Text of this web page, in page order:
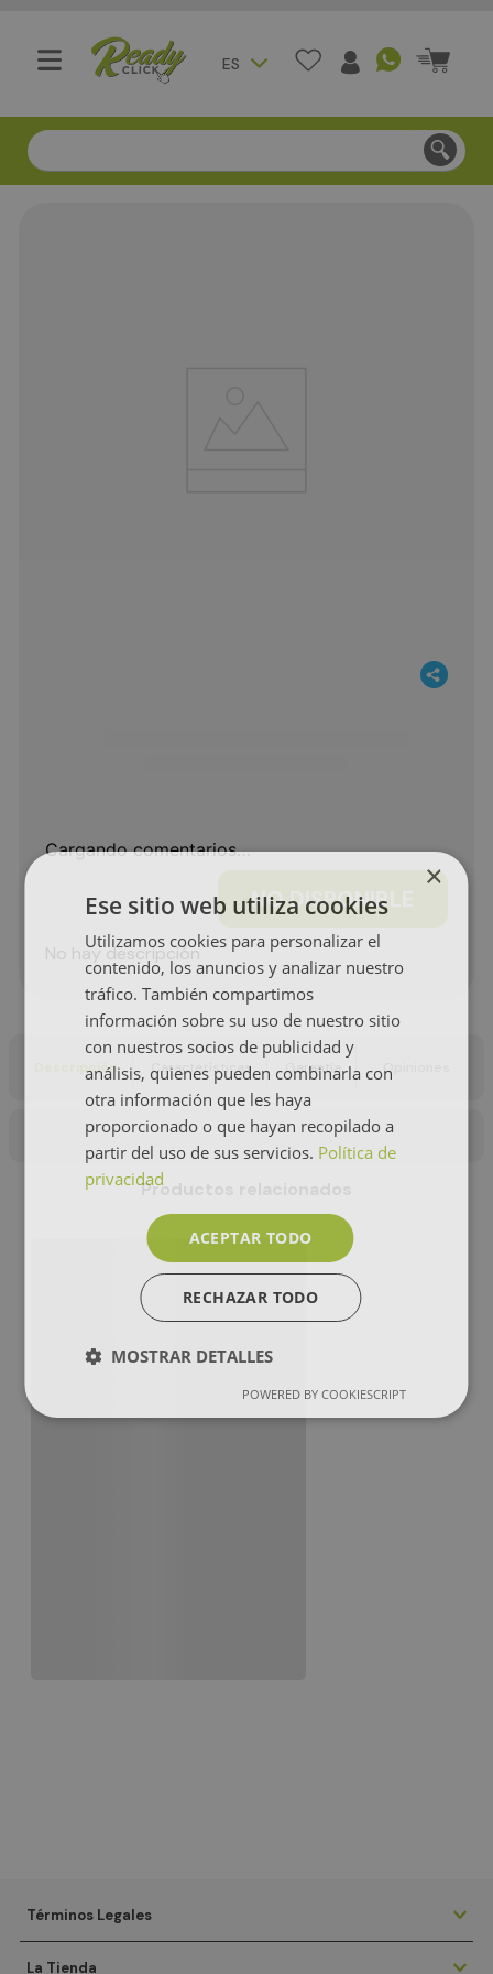
ES
Compra segura - Entregas en Bogotá en menos de 3
Cargando comentarios…
NO DISPONIBLE
No hay descripción
Descripción Características Garantía Opiniones
Productos relacionados
Términos Legales
La Tienda
×
Ese sitio web utiliza cookies
Utilizamos cookies para personalizar el
contenido, los anuncios y analizar nuestro
tráfico. También compartimos
información sobre su uso de nuestro sitio
con nuestros socios de publicidad y
análisis, quienes pueden combinarla con
otra información que les haya
proporcionado o que hayan recopilado a
partir del uso de sus servicios. Política de
privacidad
ACEPTAR TODO
RECHAZAR TODO
MOSTRAR DETALLES
POWERED BY COOKIESCRIPT